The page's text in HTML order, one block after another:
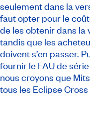
seulement dans la
faut opter pour le
de les obtenir dans la
tandis que les
doivent s’en passer.
fournir le FAU de
nous croyons que
tous les Eclipse